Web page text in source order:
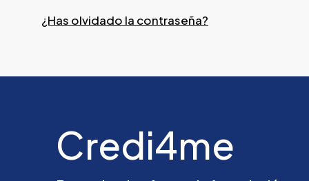
¿Has olvidado la contraseña?
Credi4me